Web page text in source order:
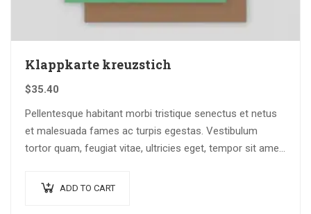
Klappkarte kreuzstich
$35.40
Pellentesque habitant morbi tristique senectus et netus
et malesuada fames ac turpis egestas. Vestibulum
tortor quam, feugiat vitae, ultricies eget, tempor sit amet,
ADD TO CART